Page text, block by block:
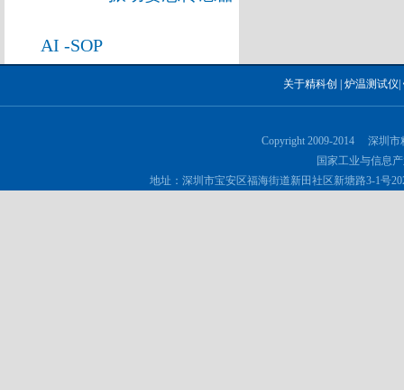
AI -SOP
关于精科创 炉温测试仪
Copyright 2009-2014 深圳
国家工业与信息
地址：深圳市宝安区福海街道新田社区新塘路3-1号